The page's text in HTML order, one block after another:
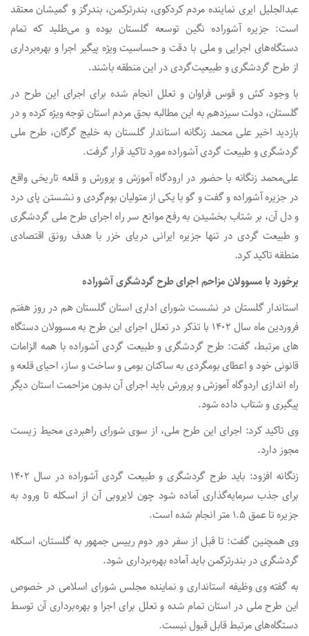
عبدالجلیل ایری نماینده مردم کردکوی، بندرترکمن، بندرگز و گمیشان معتقد
است: جزیره آشوراده نگین توسعه گلستان بوده و می‌طلبد که تمام
دستگاه‌های اجرایی و ملی با دقت و حساسیت ویژه پیگیر اجرا و بهره‌برداری
از طرح گردشگری و طبیعیت‌گردی در این منطقه باشند.
با وجود کش و قوس فراوان و تعلل انجام شده برای اجرای این طرح در
گلستان، دولت سیزدهم به این مطالبه بحق مردم استان توجه ویژه کرده و در
بازدید اخیر علی محمد زنگانه استاندار گلستان به خلیج گرگان، طرح ملی
گردشگری و طبیعت گردی آشوراده مورد تاکید قرار گرفت.
علی‌محمد زنگانه با حضور در ارودگاه آموزش و پرورش و قلعه تاریخی واقع
در جزیره آشوراده و گفت و گو با یکی از متولیان بوم‌گردی و نشستن پای درد
و دل آن، بر شتاب بخشیدن به رفع موانع سر راه اجرای طرح ملی گردشگری
و طبیعت گردی در تنها جزیره ایرانی دریای خزر با هدف رونق اقتصادی
منطقه تاکید کرد.
برخورد با مسوولان مزاحم اجرای طرح گردشگری آشوراده
استاندار گلستان در نشست شورای اداری استان گلستان هم در روز هفتم
فروردین ماه سال ۱۴۰۲ با تذکر در تعلل اجرای این طرح به مسوولان دستگاه
های مرتبط، گفت: طرح گردشگری و طبیعت گردی آشوراده با همه الزامات
قانونی خود و اعطای بومگردی به ساکنان بومی و ساخت و ساز، احیای قلعه و
راه اندازی اردوگاه آموزش و پرورش باید اجرای آن بدون مزاحمت استان دیگر
پیگیری و شتاب داده شود.
وی تاکید کرد: اجرای این طرح ملی، از سوی شورای راهبردی محیط زیست
مجوز دارد.
زنگانه افزود: باید طرح گردشگری و طبیعت گردی آشوراده در سال ۱۴۰۲
برای جذب سرمایه‌گذاری آماده شود چون لایروبی آن از اسکله تا ورود به
جزیره تا عمق ۱.۵ متر انجام شده است.
وی همچنین گفت: تا قبل از سفر دور دوم رییس جمهور به گلستان، اسکله
گردشگری در بندرترکمن باید آماده بهره‌برداری شود.
به گفته وی وظیفه استانداری و نماینده مجلس شورای اسلامی در خصوص
این طرح ملی در استان تمام شده و تعلل برای اجرا و بهره‌برداری آن توسط
دستگاه‌های مرتبط قابل قبول نیست.